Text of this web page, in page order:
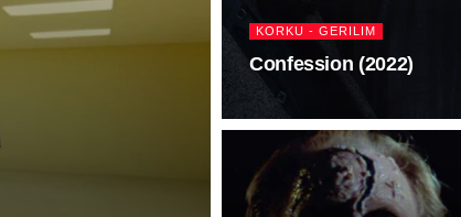
KORKU - GERILIM
Confession (2022)